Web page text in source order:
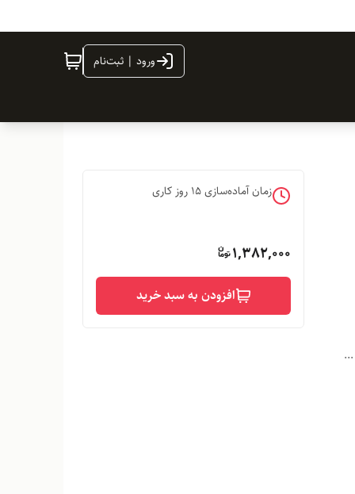
ورود | ثبت‌نام
زمان آماده‌سازی15 روز کاری
1,382,000
افزودن به سبد خرید